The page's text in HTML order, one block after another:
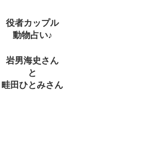
役者カップル
動物占い♪
岩男海史さん
と
畦田ひとみさん